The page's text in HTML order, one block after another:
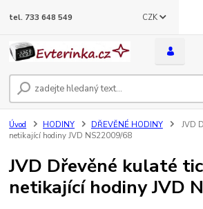
CZK
tel. 733 648 549
Úvod HODINY DŘEVĚNÉ HODINY
JVD
netikající hodiny JVD NS22009/68
JVD Dřevěné kulaté
netikající hodiny JVD